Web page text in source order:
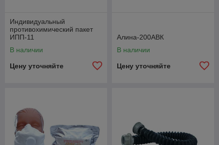
Индивидуальный
противохимический пакет
ИПП-11
В наличии
Цену уточняйте
Алина-200АВК
В наличии
Цену уточняйте